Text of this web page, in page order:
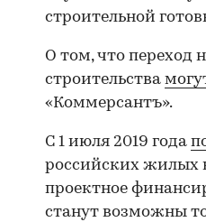
строительной
О том, что переход
строительства
«Коммерсантъ».
С 1 июля 2019 года
российских жилых
проектное
станут возможны